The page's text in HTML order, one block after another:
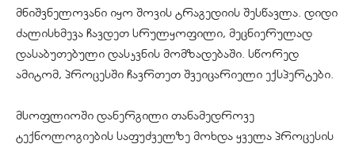
მნიშვნელოვანი იყო შოვის ტრაგედიის შესწავლა. დიდი
ძალისხმევა ჩავდეთ სრულყოფილი, მეცნიერულად
დასაბუთებული დასკვნის მომზადებაში. სწორედ
ამიტომ, პროცესში ჩავრთეთ შვეიცარიელი ექსპერტები.
მსოფლიოში დანერგილი თანამედროვე
ტექნოლოგიების საფუძველზე მოხდა ყველა პროცესის